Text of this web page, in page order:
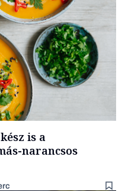
is a
narancsos